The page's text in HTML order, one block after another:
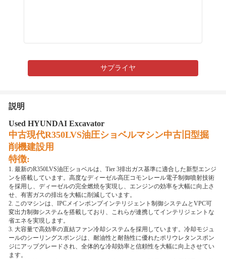
サプライヤ
説明
Used HYUNDAI Excavator
中古現代R350LVS油圧ショベルマシン中古旧型掘
削機建設用
特徴:
1. 最新のR350LVS油圧ショベルは、Tier 3排出ガス基準に適合した新型エンジ
ンを搭載しています。高度なディーゼル高圧コモンレール電子制御噴射技術
を採用し、ディーゼルの完全燃焼を実現し、エンジンの効率を大幅に向上さ
せ、有害ガスの排出を大幅に削減しています。
2. このマシンは、IPCメインポンプインテリジェント制御システムとVPC可
変出力制御システムを搭載しており、これらが連携してインテリジェントな
省エネを実現します。
3. 大容量で高効率の直結ファン冷却システムを採用しています。冷却モジュ
ールのシーリングスポンジは、耐油性と耐熱性に優れたポリウレタンスポン
ジにアップグレードされ、全体的な冷却効率と信頼性を大幅に向上させてい
ます。